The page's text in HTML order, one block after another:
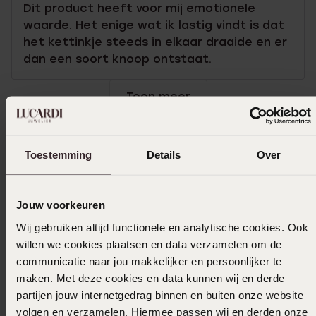
Toestemming Details Over
Jouw voorkeuren
Wij gebruiken altijd functionele en analytische cookies. Ook
willen we cookies plaatsen en data verzamelen om de
communicatie naar jou makkelijker en persoonlijker te
maken. Met deze cookies en data kunnen wij en derde
partijen jouw internetgedrag binnen en buiten onze website
volgen en verzamelen. Hiermee passen wij en derden onze
Dit product heeft voor mij emotionele
waarde. Het enige wat ik lastig vindt is dat
het kettinkje steeds in elkaar draaide en er
dan een soort knoop ontstaat.
Toon meer
Ook leuk voor jou